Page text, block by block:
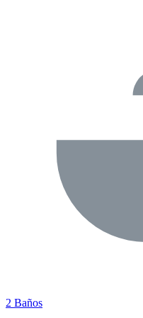
2 Baños